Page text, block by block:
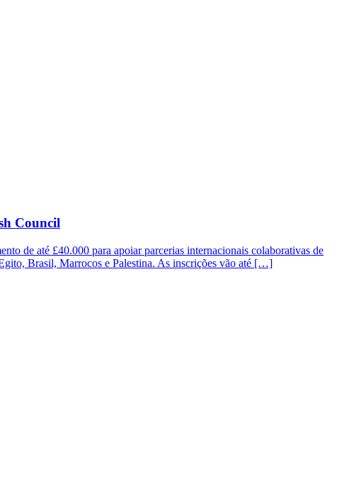
Council
de até £40.000 para apoiar parcerias internacionais colaborativas de
Brasil, Marrocos e Palestina. As inscrições vão até […]